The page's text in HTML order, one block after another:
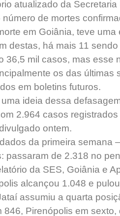
atualizado da
número de mortes
em Goiânia, teve
destas, há mais 11
36,5 mil casos, mas esse
os das últimas
em boletins futuros.
ideia dessa
2.964 casos
ontem.
da primeira semana
passaram de 2.318 no
da SES, Goiânia e
alcançou 1.048 e
assumiu a quarta
846, Pirenópolis em